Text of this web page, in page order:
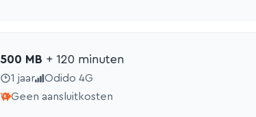
500 MB + 120 minuten
1 jaar
Odido 4G
Geen aansluitkosten